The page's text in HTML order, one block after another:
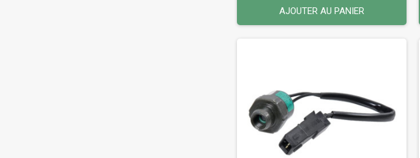
AJOUTER AU PANIER